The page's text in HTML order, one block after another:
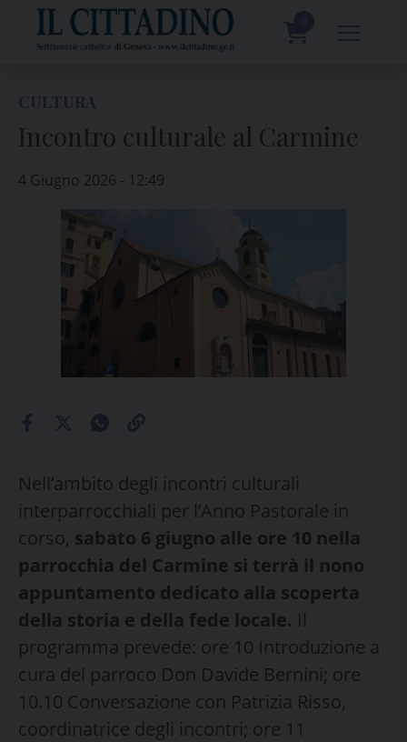
content
Incontro culturale al Carmine
4 Giugno 2026 - 12:49
Nell’ambito degli incontri culturali
interparrocchiali per l’Anno Pastorale in
corso, sabato 6 giugno alle ore 10 nella
parrocchia del Carmine si terrà il nono
appuntamento dedicato alla scoperta
della storia e della fede locale. Il
programma prevede: ore 10 Introduzione a
cura del parroco Don Davide Bernini; ore
10.10 Conversazione con Patrizia Risso,
coordinatrice degli incontri; ore 11